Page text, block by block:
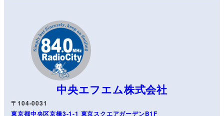
中央エフエム株式会社
〒104-0031
東京都中央区京橋3-1-1 東京スクエアガーデンB1F